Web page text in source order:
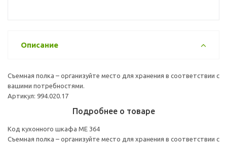
Описание
Съемная полка – организуйте место для хранения в соответствии с
вашими потребностями.
Артикул: 994.020.17
Подробнее о товаре
Код кухонного шкафа ME 364
Съемная полка – организуйте место для хранения в соответствии с